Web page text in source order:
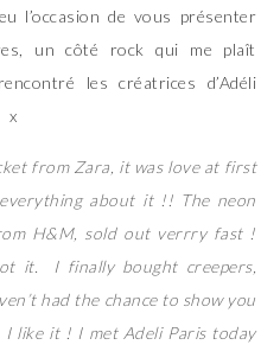
l’occasion de vous présenter
un côté rock qui me plaît
les créatrices d’Adéli
x
from Zara, it was love at first
about it !! The neon
H&M, sold out verrry fast !
it. I finally bought creepers,
had the chance to show you
I like it ! I met Adeli Paris today